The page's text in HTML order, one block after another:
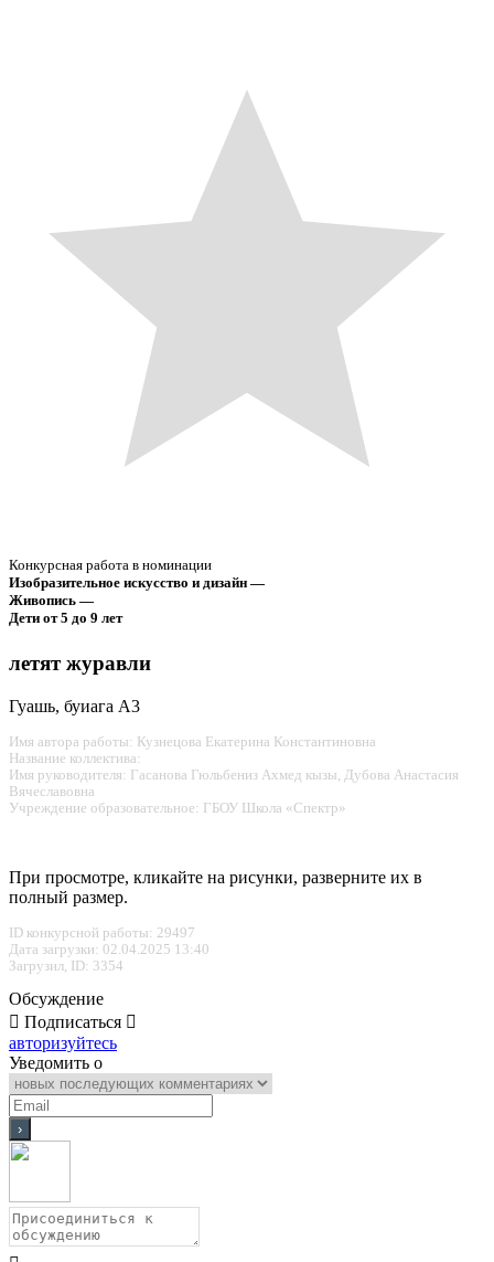
Конкурсная работа в номинации
Изобразительное искусство и дизайн —
Живопись —
Дети от 5 до 9 лет
летят журавли
Гуашь, буиага А3
Имя автора работы: Кузнецова Екатерина Константиновна
Название коллектива:
Имя руководителя: Гасанова Гюльбениз Ахмед кызы, Дубова Анастасия
Вячеславовна
Учреждение образовательное: ГБОУ Школа «Спектр»
При просмотре, кликайте на рисунки, разверните их в
полный размер.
ID конкурсной работы: 29497
Дата загрузки: 02.04.2025 13:40
Загрузил, ID: 3354
Обсуждение
Подписаться
авторизуйтесь
Уведомить о